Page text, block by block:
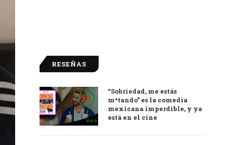
RESEÑAS
9.0
“Sobriedad, me estás
m*tando” es la comedia
mexicana imperdible, y ya
está en el cine